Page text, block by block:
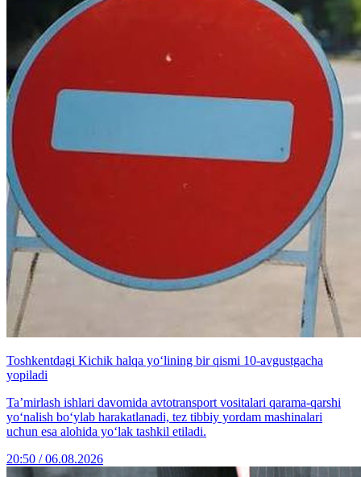
Toshkentdagi Kichik halqa yo‘lining bir qismi 10-avgustgacha
yopiladi
Ta’mirlash ishlari davomida avtotransport vositalari qarama-qarshi
yo‘nalish bo‘ylab harakatlanadi, tez tibbiy yordam mashinalari
uchun esa alohida yo‘lak tashkil etiladi.
20:50 / 06.08.2026